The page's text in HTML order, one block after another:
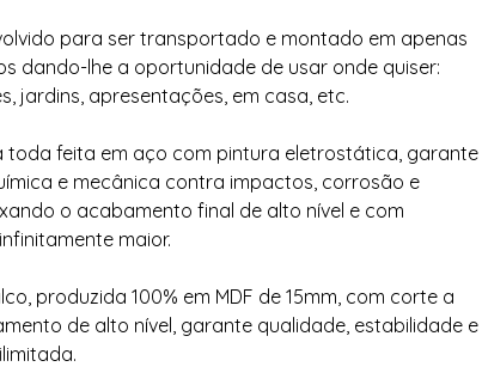
para ser transportado e montado em apenas
dando-lhe a oportunidade de usar onde quiser:
jardins, apresentações, em casa, etc.
toda feita em aço com pintura eletrostática, garante
e mecânica contra impactos, corrosão e
o acabamento final de alto nível e com
maior.
produzida 100% em MDF de 15mm, com corte a
de alto nível, garante qualidade, estabilidade e